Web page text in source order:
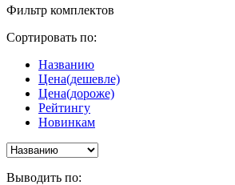
Фильтр комплектов
Сортировать по:
Названию
Цена(дешевле)
Цена(дороже)
Рейтингу
Новинкам
Выводить по: